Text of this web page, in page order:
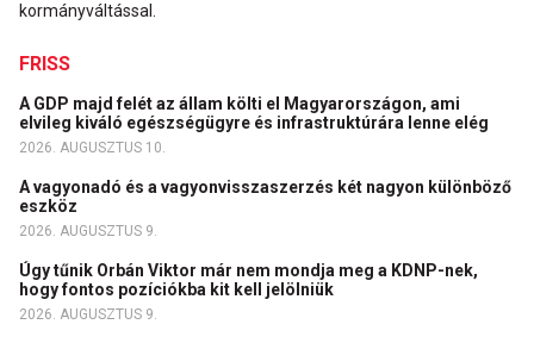
kormányváltással.
FRISS
A GDP majd felét az állam költi el Magyarországon, ami
elvileg kiváló egészségügyre és infrastruktúrára lenne elég
2026. AUGUSZTUS 10.
A vagyonadó és a vagyonvisszaszerzés két nagyon különböző
eszköz
2026. AUGUSZTUS 9.
Úgy tűnik Orbán Viktor már nem mondja meg a KDNP-nek,
hogy fontos pozíciókba kit kell jelölniük
2026. AUGUSZTUS 9.